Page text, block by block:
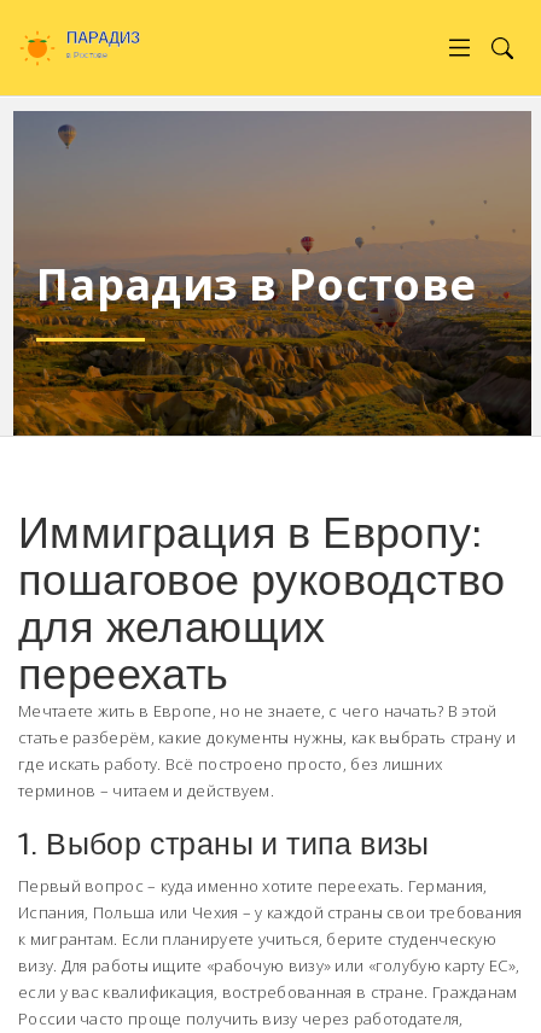
Парадиз в Ростове
Иммиграция в Европу:
пошаговое руководство
для желающих
переехать
Мечтаете жить в Европе, но не знаете, с чего начать? В этой
статье разберём, какие документы нужны, как выбрать страну и
где искать работу. Всё построено просто, без лишних
терминов – читаем и действуем.
1. Выбор страны и типа визы
Первый вопрос – куда именно хотите переехать. Германия,
Испания, Польша или Чехия – у каждой страны свои требования
к мигрантам. Если планируете учиться, берите студенческую
визу. Для работы ищите «рабочую визу» или «голубую карту ЕС»,
если у вас квалификация, востребованная в стране. Гражданам
России часто проще получить визу через работодателя,